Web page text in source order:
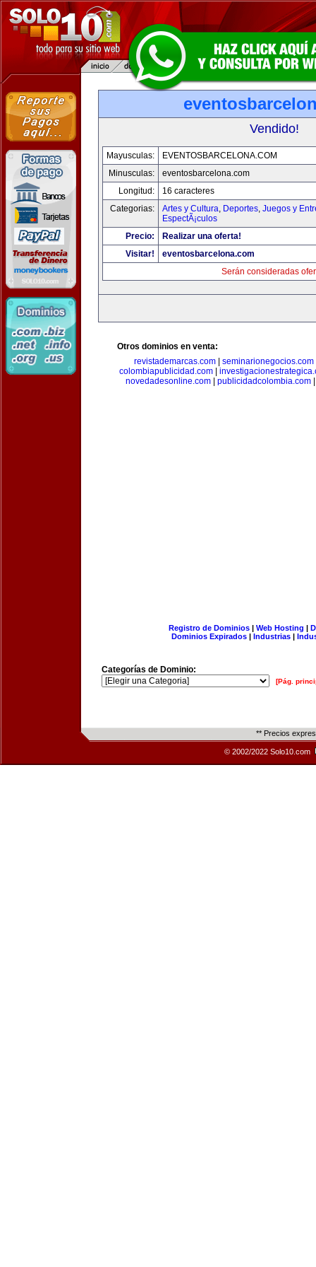
Vendido!
Mayusculas:
EVENTOSBARCELONA.COM
Minusculas:
eventosbarcelona.com
Longitud:
16 caracteres
Categorias:
Artes y Cultura, Deportes, Juegos y
EspectÃ¡culos
Precio:
Realizar una oferta!
Visitar!
eventosbarcelona.com
Serán consideradas
Otros dominios en venta:
revistademarcas.com
seminarionegocios.com
colombiapublicidad.com
novedadesonline.com
publicidadcolombia.com
Registro de Dominios| Web Hosting |
Dominios Expirados | Industrias |
Categorías de Dominio:
[Pág.
** Precios
© 2002/2022 Solo10.com